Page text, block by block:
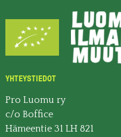
YHTEYSTIEDOT
Pro Luomu ry
c/o Boffice
Hämeentie 31 LH 821